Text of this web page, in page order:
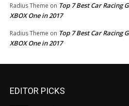
Radius Theme on Top 7 Best Car Racing
XBOX One in 2017
Radius Theme on Top 7 Best Car Racing
XBOX One in 2017
EDITOR PICKS